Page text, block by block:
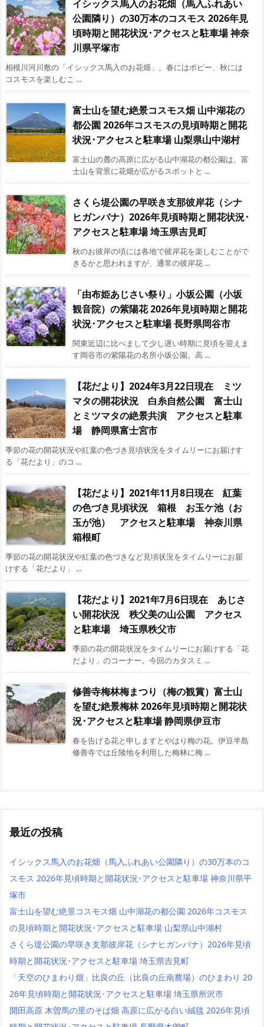
イシックス馬入のお花畑（馬入ふれあい
公園隣り）の30万本のコスモス 2026年見
頃時期と開花状況･アクセスと駐車場 神奈
川県平塚市
相模川河川敷の「イシックス馬入のお花畑」。春にはポピー、秋には
コスモスを楽しむこ ...
富士山を望む絶景コスモス畑 山中湖花の
都公園 2026年コスモスの見頃時期と開花
状況･アクセスと駐車場 山梨県山中湖村
富士山の麓の高原に広がる山中湖花の都公園は、富
士山を背景に花畑が広がるスポットと ...
さくら堤公園の早咲き支那彼岸花（シナ
ヒガンバナ）2026年見頃時期と開花状況･
アクセスと駐車場 埼玉県吉見町
秋のお彼岸の頃には各地で彼岸花を楽しむことがで
きるかと思われますが、通常の彼岸花 ...
「由布姫あじさい祭り」小坂公園（小坂
観音院）の紫陽花 2026年見頃時期と開花
状況･アクセスと駐車場 長野県岡谷市
関東近辺に比べまして少し遅い時期に見頃を迎えま
す岡谷市の紫陽花の名所小坂公園。高 ...
【花だより】2024年3月22日現在 ミツ
マタの開花状況 白糸自然公園 富士山
とミツマタの絶景共演 アクセスと駐車
場 静岡県富士宮市
季節の花の開花状況や紅葉の色づき見頃状況をタイムリーにお届けす
る「花だより」のコ ...
【花だより】2021年11月8日現在 紅葉
の色づき見頃状況 箱根 お玉ケ池（お
玉が池） アクセスと駐車場 神奈川県
箱根町
季節の花の開花状況や紅葉の色づきなど見頃状況をタイムリーにお届
けする「花だより」 ...
【花だより】2021年7月6日現在 あじさ
い開花状況 秩父美の山公園 アクセス
と駐車場 埼玉県秩父市
季節の花の開花状況をタイムリーにお届けする「花
だより」のコーナー。今回のカタスミ ...
修善寺梅林梅まつり（梅の観賞）富士山
を望む絶景梅林 2026年見頃時期と開花状
況･アクセスと駐車場 静岡県伊豆市
春を告げる花と申しますとやはり梅の花。伊豆半島
修善寺では丘陵地を利用した梅林に梅 ...
最近の投稿
イシックス馬入のお花畑（馬入ふれあい公園隣り）の30万本のコ
スモス 2026年見頃時期と開花状況･アクセスと駐車場 神奈川県平
塚市
富士山を望む絶景コスモス畑 山中湖花の都公園 2026年コスモス
の見頃時期と開花状況･アクセスと駐車場 山梨県山中湖村
さくら堤公園の早咲き支那彼岸花（シナヒガンバナ）2026年見頃
時期と開花状況･アクセスと駐車場 埼玉県吉見町
「天空のひまわり畑」比良の丘（比良の丘南農場）のひまわり 20
26年見頃時期と開花状況･アクセスと駐車場 埼玉県所沢市
開田高原 木曽馬の里のそば畑 高原に広がる白い絨毯 2026年見頃